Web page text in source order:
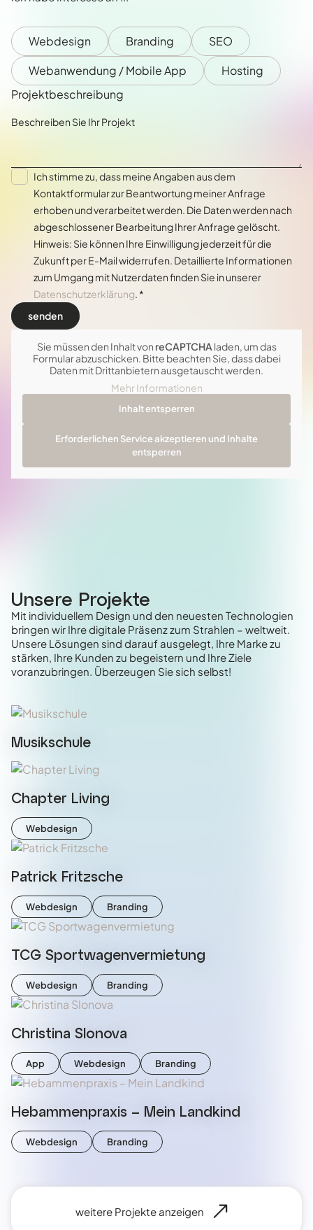
Webdesign Branding
SEO
Webanwendung / Mobile App
Hosting
Projektbeschreibung
Ich stimme zu, dass meine Angaben aus dem
Kontaktformular zur Beantwortung meiner Anfrage
erhoben und verarbeitet werden. Die Daten werden nach
abgeschlossener Bearbeitung Ihrer Anfrage gelöscht.
Hinweis: Sie können Ihre Einwilligung jederzeit für die
Zukunft per E-Mail widerrufen. Detaillierte Informationen
zum Umgang mit Nutzerdaten finden Sie in unserer
Datenschutzerklärung. *
Sie müssen den Inhalt von reCAPTCHA laden, um das
Formular abzuschicken. Bitte beachten Sie, dass dabei
Daten mit Drittanbietern ausgetauscht werden.
Mehr Informationen
Inhalt entsperren
Erforderlichen Service akzeptieren und Inhalte
entsperren
Unsere Projekte
Mit individuellem Design und den neuesten Technologien
bringen wir Ihre digitale Präsenz zum Strahlen – weltweit.
Unsere Lösungen sind darauf ausgelegt, Ihre Marke zu
stärken, Ihre Kunden zu begeistern und Ihre Ziele
voranzubringen. Überzeugen Sie sich selbst!
Musikschule
Chapter Living
Webdesign
Patrick Fritzsche
Webdesign Branding
TCG Sportwagenvermietung
Webdesign Branding
Christina Slonova
App Webdesign Branding
Hebammenpraxis – Mein Landkind
Webdesign Branding
weitere Projekte anzeigen